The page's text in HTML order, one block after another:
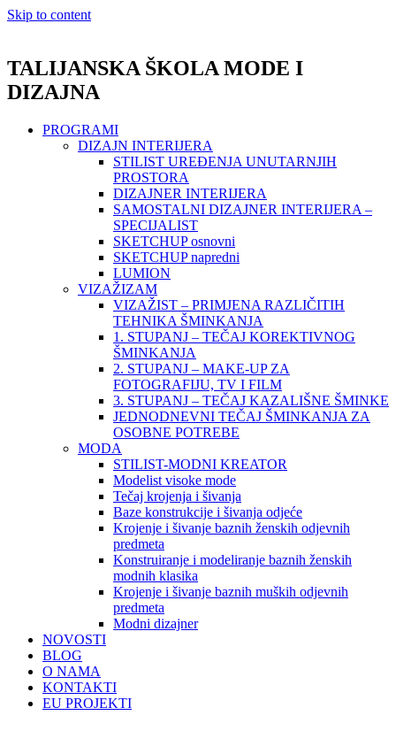
Skip to content
TALIJANSKA ŠKOLA MODE I
DIZAJNA
PROGRAMI
DIZAJN INTERIJERA
STILIST UREĐENJA UNUTARNJIH
PROSTORA
DIZAJNER INTERIJERA
SAMOSTALNI DIZAJNER INTERIJERA –
SPECIJALIST
SKETCHUP osnovni
SKETCHUP napredni
LUMION
VIZAŽIZAM
VIZAŽIST – PRIMJENA RAZLIČITIH
TEHNIKA ŠMINKANJA
1. STUPANJ – TEČAJ KOREKTIVNOG
ŠMINKANJA
2. STUPANJ – MAKE-UP ZA
FOTOGRAFIJU, TV I FILM
3. STUPANJ – TEČAJ KAZALIŠNE ŠMINKE
JEDNODNEVNI TEČAJ ŠMINKANJA ZA
OSOBNE POTREBE
MODA
STILIST-MODNI KREATOR
Modelist visoke mode
Tečaj krojenja i šivanja
Baze konstrukcije i šivanja odjeće
Krojenje i šivanje baznih ženskih odjevnih
predmeta
Konstruiranje i modeliranje baznih ženskih
modnih klasika
Krojenje i šivanje baznih muških odjevnih
predmeta
Modni dizajner
NOVOSTI
BLOG
O NAMA
KONTAKTI
EU PROJEKTI